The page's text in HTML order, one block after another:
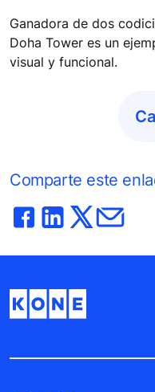
Ganadora de dos
Doha Tower es un
visual y funcional.
Comparte este